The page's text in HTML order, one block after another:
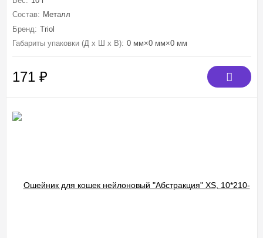
Состав: Металл
Бренд: Triol
Габариты упаковки (Д х Ш х В): 0 мм×0 мм×0 мм
171 ₽